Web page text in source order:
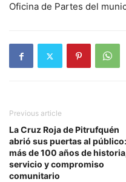
Oficina de Partes del
Previous article
La Cruz Roja de Pitrufquén
abrió sus puertas al público:
más de 100 años de
servicio y compromiso
comunitario